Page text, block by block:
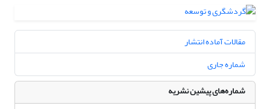
مقالات آماده انتشار
شماره جاری
شماره‌های پیشین نشریه